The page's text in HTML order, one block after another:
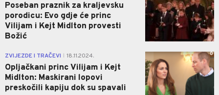
Poseban praznik za kraljevsku
porodicu: Evo gdje će princ
Vilijam i Kejt Midlton provesti
Božić
ZVIJEZDE I TRAČEVI 18.11.2024.
Opljačkani princ Vilijam i Kejt
Midlton: Maskirani lopovi
preskočili kapiju dok su spavali
0